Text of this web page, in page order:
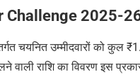
Challenge 2025-
चयनित उम्मीदवारों को कुल ₹
वाली राशि का विवरण इस